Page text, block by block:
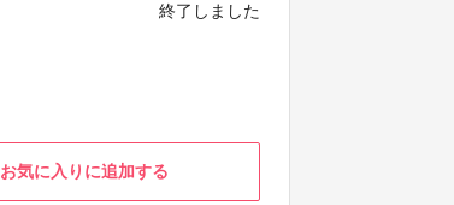
終了しました
お気に入りに追加する